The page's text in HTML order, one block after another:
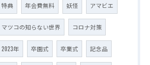
特典 年会費無料 妖怪 アマビエ
マツコの知らない世界 コロナ対策
2023年 卒園式 卒業式 記念品